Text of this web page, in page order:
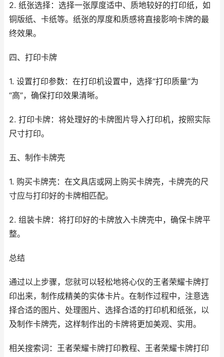
2. 纸张选择：选择一张厚度适中、质地较好的打印纸，如
铜版纸、卡纸等。纸张的厚度和质感将直接影响卡牌的最
终效果。
四、打印卡牌
1. 设置打印参数：在打印机设置中，选择“打印质量”为
“高”，确保打印效果清晰。
2. 打印卡牌：将处理好的卡牌图片导入打印机，按照实际
尺寸打印。
五、制作卡牌壳
1. 购买卡牌壳：在文具店或网上购买卡牌壳，卡牌壳的尺
寸应与打印好的卡牌相匹配。
2. 组装卡牌：将打印好的卡牌放入卡牌壳中，确保卡牌平
整。
总结
通过以上步骤，您就可以轻松地将心仪的王者荣耀卡牌打
印出来，制作成精美的实体卡片。在制作过程中，注意选
择合适的图片、处理图片、选择合适的打印机和纸张，以
及制作卡牌壳，这样制作出的卡牌将更加美观、实用。
相关搜索词：王者荣耀卡牌打印教程、王者荣耀卡牌打印